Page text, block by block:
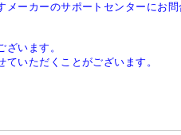
ーカーのサポートセンターにお
います。
いただくことがございます。